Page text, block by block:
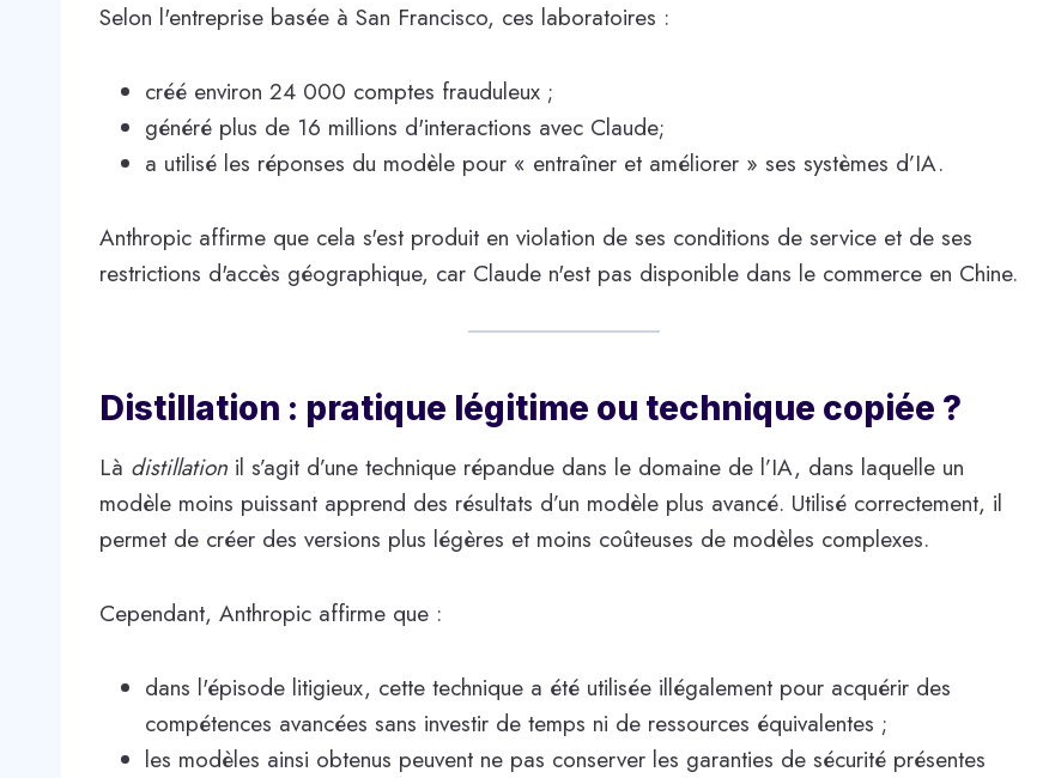
Selon l'entreprise basée à San Francisco, ces laboratoires :
créé environ 24 000 comptes frauduleux ;
généré plus de 16 millions d'interactions avec Claude;
a utilisé les réponses du modèle pour « entraîner et améliorer » ses systèmes d’IA.
Anthropic affirme que cela s'est produit en violation de ses conditions de service et de ses
restrictions d'accès géographique, car Claude n'est pas disponible dans le commerce en Chine.
Distillation : pratique légitime ou technique copiée ?
Là distillation il s’agit d’une technique répandue dans le domaine de l’IA, dans laquelle un
modèle moins puissant apprend des résultats d’un modèle plus avancé. Utilisé correctement, il
permet de créer des versions plus légères et moins coûteuses de modèles complexes.
Cependant, Anthropic affirme que :
dans l'épisode litigieux, cette technique a été utilisée illégalement pour acquérir des
compétences avancées sans investir de temps ni de ressources équivalentes ;
les modèles ainsi obtenus peuvent ne pas conserver les garanties de sécurité présentes